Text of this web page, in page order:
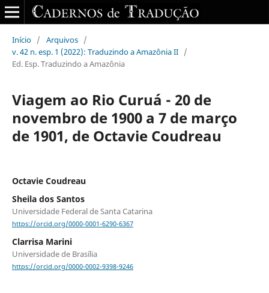
Início / Arquivos /
v. 42 n. esp. 1 (2022): Traduzindo a Amazônia II /
Ed. Esp. Traduzindo a Amazônia
Viagem ao Rio Curuá - 20 de
novembro de 1900 a 7 de março
de 1901, de Octavie Coudreau
Octavie Coudreau
Sheila dos Santos
Universidade Federal de Santa Catarina
https://orcid.org/0000-0001-6290-6367
Clarrisa Marini
Universidade de Brasília
https://orcid.org/0000-0002-9398-9246